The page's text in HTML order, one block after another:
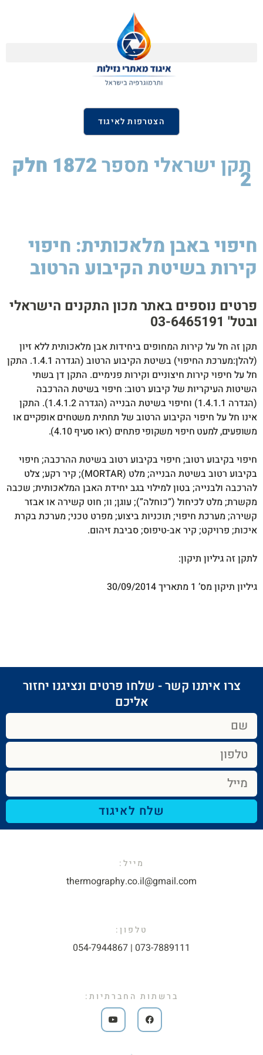
הצטרפות לאיגוד
תקן ישראלי מספר 1872 חלק 2
חיפוי באבן מלאכותית: חיפוי
קירות בשיטת הקיבוע הרטוב
פרטים נוספים באתר מכון התקנים הישראלי
ובטל' 03-6465191​
תקן זה חל על קירות המחופים ביחידות אבן מלאכותית ללא זיון
(להלן:מערכת החיפוי) בשיטת הקיבוע הרטוב (הגדרה 1.4.1. התקן
חל על חיפוי קירות חיצוניים וקירות פנימיים. התקן דן בשתי
השיטות העיקריות של קיבוע רטוב: חיפוי בשיטת ההרכבה
(הגדרה 1.4.1.1) וחיפוי בשיטת הבנייה (הגדרה 1.4.1.2). התקן
אינו חל על חיפוי הקיבוע הרטוב של תחתיתמשטחים אופקיים או
משופעים, למעט חיפוי משקופי פתחים (ראו סעיף 4.10).
חיפוי בקיבוע רטוב; חיפוי בקיבוע רטוב בשיטת ההרכבה; חיפוי
בקיבוע רטוב בשיטת הבנייה; מלט (MORTAR); קיר רקע; צלט
להרכבה ולבנייה; בטון למילוי בגב יחידת האבן המלאכותית; שכבה
מקשרת; מלט לכיחול (“כוחלה”); עוגן; וו; חוט קשירה או אבזר
קשירה; מערכת חיפוי; תוכניות ביצוע; מפרט טכני; מערכת בקרת
איכות; פרויקט; קיר אב-טיפוס; סביבת זיהום.
לתקן זה גיליון תיקון:
גיליון תיקון מס’ 1 מתאריך 30/09/2014
צרו איתנו קשר - שלחו פרטים ונציגנו יחזור
אליכם​
שלח לאיגוד
מייל:​
thermography.co.il@gmail.com​
טלפון:
073-7889111 | 054-7944867​
ברשתות החברתיות: